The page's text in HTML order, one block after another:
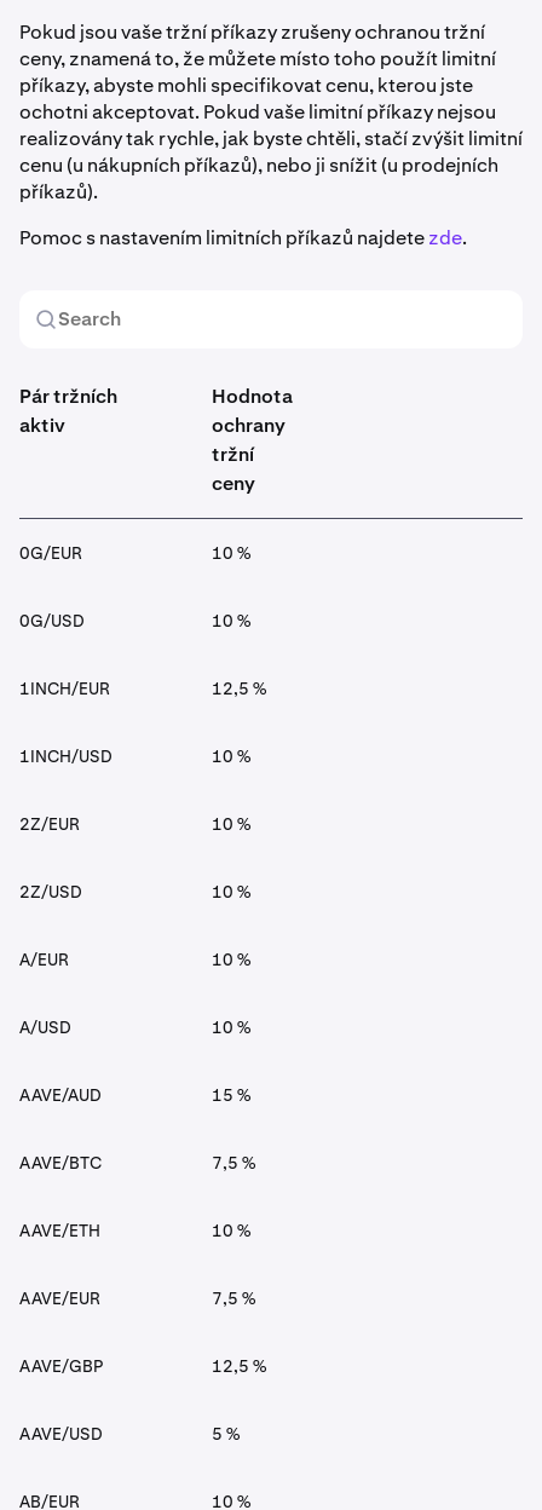
Pokud jsou vaše tržní příkazy zrušeny ochranou tržní
ceny, znamená to, že můžete místo toho použít limitní
příkazy, abyste mohli specifikovat cenu, kterou jste
ochotni akceptovat. Pokud vaše limitní příkazy nejsou
realizovány tak rychle, jak byste chtěli, stačí zvýšit limitní
cenu (u nákupních příkazů), nebo ji snížit (u prodejních
příkazů).
Pomoc s nastavením limitních příkazů najdetezde.
Pár tržních
aktiv
Hodnota
ochrany
tržní
ceny
0G/EUR 10 %
0G/USD 10 %
1INCH/EUR 12,5 %
1INCH/USD 10 %
2Z/EUR 10 %
2Z/USD 10 %
A/EUR 10 %
A/USD 10 %
AAVE/AUD 15 %
AAVE/BTC 7,5 %
AAVE/ETH 10 %
AAVE/EUR 7,5 %
AAVE/GBP 12,5 %
AAVE/USD 5 %
AB/EUR 10 %